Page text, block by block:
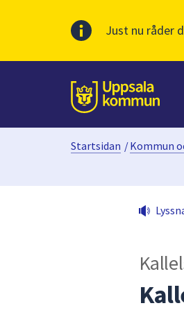
Just nu råder
Till sidans
huvudinnehåll
Startsidan /Kommun